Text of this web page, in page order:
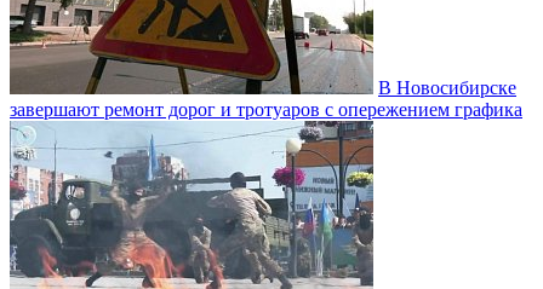
В Новосибирске
завершают ремонт дорог и тротуаров с опережением графика